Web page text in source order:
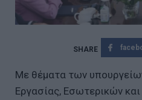
Με θέματα των
Εργασίας, Εσωτερικών